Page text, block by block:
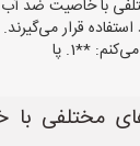
با خاصیت ضد
استفاده قرار
**1. پا
مختلفی